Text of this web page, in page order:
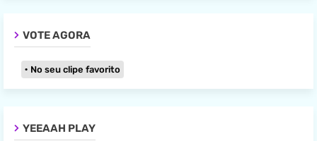
VOTE AGORA
No seu clipe favorito
YEEAAH PLAY